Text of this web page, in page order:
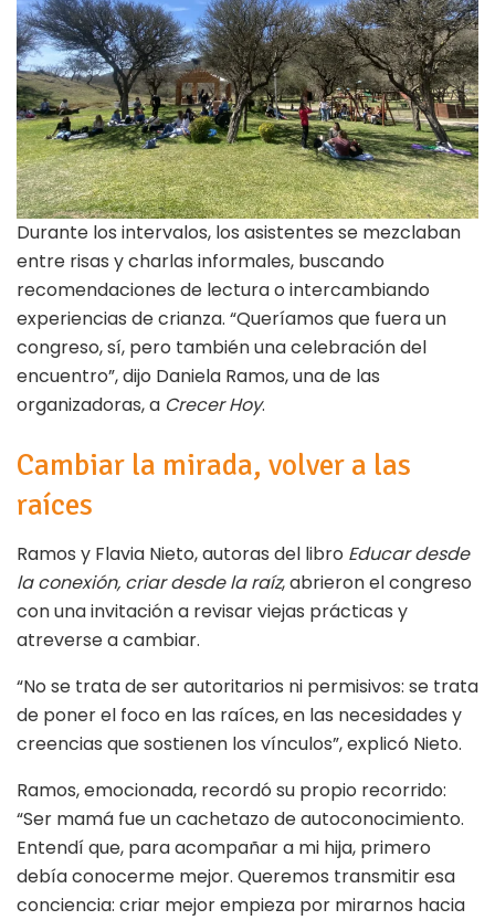
Durante los intervalos, los asistentes se mezclaban
entre risas y charlas informales, buscando
recomendaciones de lectura o intercambiando
experiencias de crianza. “Queríamos que fuera un
congreso, sí, pero también una celebración del
encuentro”, dijo Daniela Ramos, una de las
organizadoras, a Crecer Hoy.
Cambiar la mirada, volver a las
raíces
Ramos y Flavia Nieto, autoras del libro Educar desde
la conexión, criar desde la raíz, abrieron el congreso
con una invitación a revisar viejas prácticas y
atreverse a cambiar.
“No se trata de ser autoritarios ni permisivos: se trata
de poner el foco en las raíces, en las necesidades y
creencias que sostienen los vínculos”, explicó Nieto.
Ramos, emocionada, recordó su propio recorrido:
“Ser mamá fue un cachetazo de autoconocimiento.
Entendí que, para acompañar a mi hija, primero
debía conocerme mejor. Queremos transmitir esa
conciencia: criar mejor empieza por mirarnos hacia